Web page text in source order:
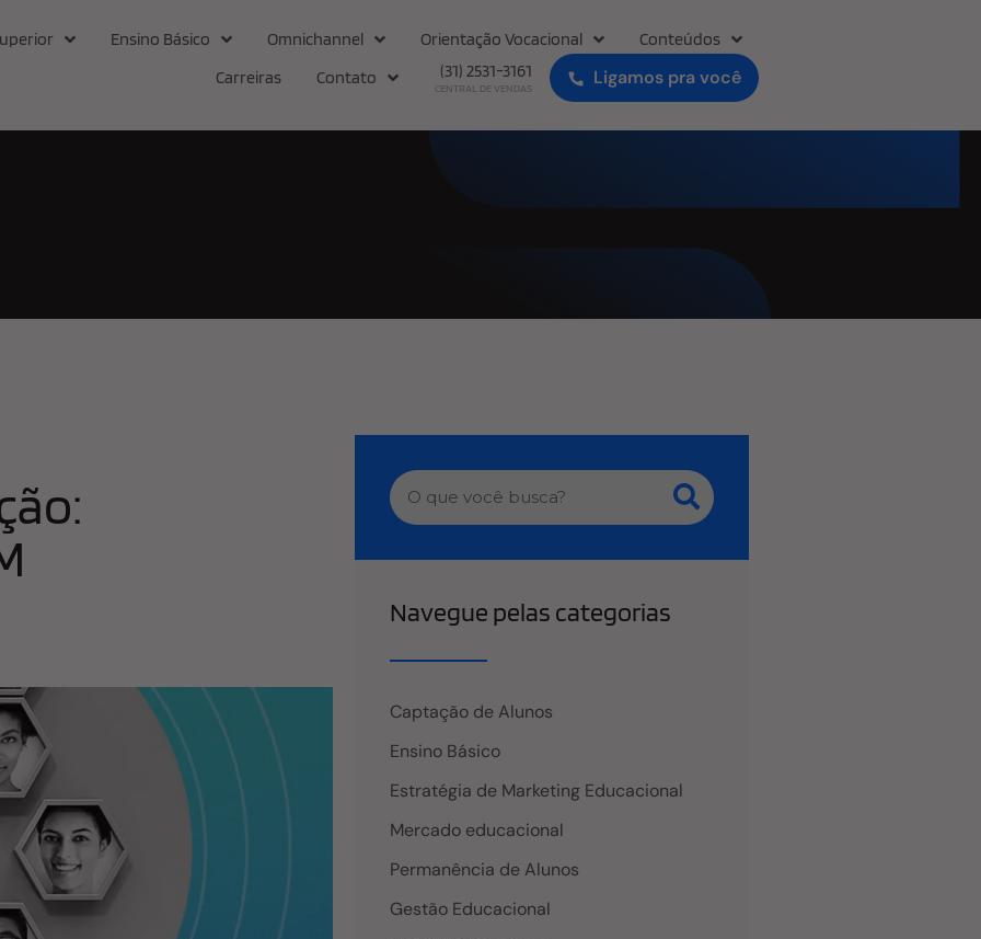
Ensino Básico Omnichannel Orientação Vocacional
Conteúdos
Carreiras
Contato (31) 2531-3161
CENTRAL DE VENDAS Ligamos pra você
Navegue pelas categorias
Captação de Alunos
Ensino Básico
Estratégia de Marketing Educacional
Mercado educacional
Permanência de Alunos
Gestão Educacional